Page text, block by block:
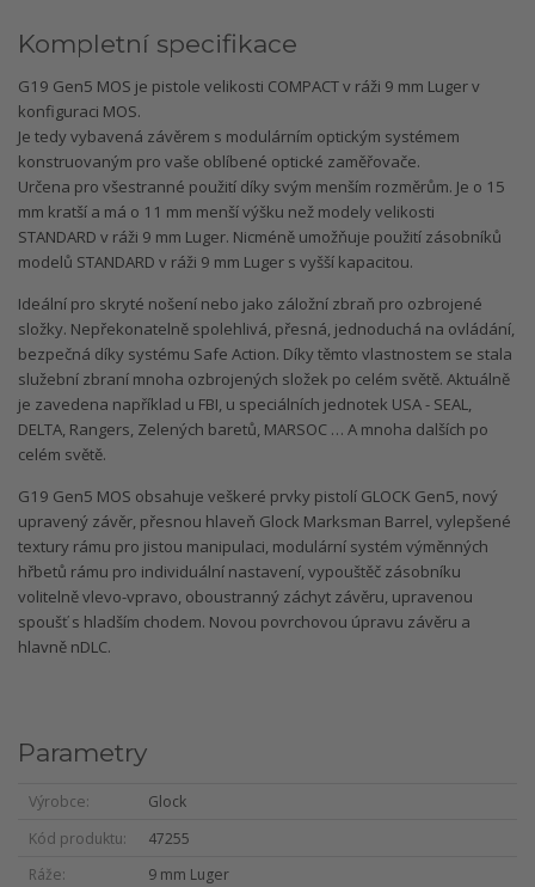
Kompletní specifikace
G19 Gen5 MOS je pistole velikosti COMPACT v ráži 9 mm Luger v
konfiguraci MOS.
Je tedy vybavená závěrem s modulárním optickým systémem
konstruovaným pro vaše oblíbené optické zaměřovače.
Určena pro všestranné použití díky svým menším rozměrům. Je o 15
mm kratší a má o 11 mm menší výšku než modely velikosti
STANDARD v ráži 9 mm Luger. Nicméně umožňuje použití zásobníků
modelů STANDARD v ráži 9 mm Luger s vyšší kapacitou.
Ideální pro skryté nošení nebo jako záložní zbraň pro ozbrojené
složky. Nepřekonatelně spolehlivá, přesná, jednoduchá na ovládání,
bezpečná díky systému Safe Action. Díky těmto vlastnostem se stala
služební zbraní mnoha ozbrojených složek po celém světě. Aktuálně
je zavedena například u FBI, u speciálních jednotek USA - SEAL,
DELTA, Rangers, Zelených baretů, MARSOC … A mnoha dalších po
celém světě.
G19 Gen5 MOS obsahuje veškeré prvky pistolí GLOCK Gen5, nový
upravený závěr, přesnou hlaveň Glock Marksman Barrel, vylepšené
textury rámu pro jistou manipulaci, modulární systém výměnných
hřbetů rámu pro individuální nastavení, vypouštěč zásobníku
volitelně vlevo-vpravo, oboustranný záchyt závěru, upravenou
spoušť s hladším chodem. Novou povrchovou úpravu závěru a
hlavně nDLC.
Parametry
Výrobce
Glock
Kód produktu
47255
Ráže
9 mm Luger